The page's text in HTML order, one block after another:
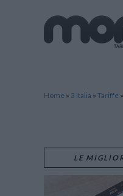
Home » 3 Italia » Tariffe »
LE